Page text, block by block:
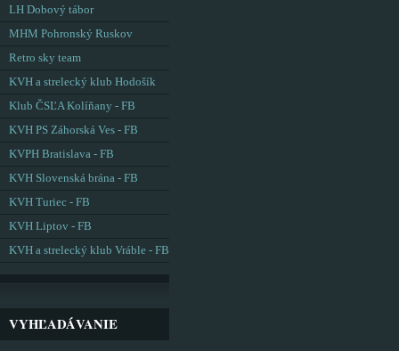
LH Dobový tábor
MHM Pohronský Ruskov
Retro sky team
KVH a strelecký klub Hodošík
Klub ČSĽA Kolíňany - FB
KVH PS Záhorská Ves - FB
KVPH Bratislava - FB
KVH Slovenská brána - FB
KVH Turiec - FB
KVH Liptov - FB
KVH a strelecký klub Vráble - FB
VYHĽADÁVANIE